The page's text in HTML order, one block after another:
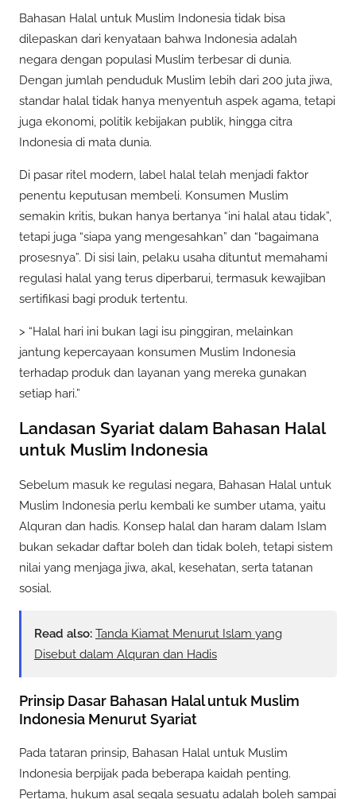
Bahasan Halal untuk Muslim Indonesia tidak bisa
dilepaskan dari kenyataan bahwa Indonesia adalah
negara dengan populasi Muslim terbesar di dunia.
Dengan jumlah penduduk Muslim lebih dari 200 juta jiwa,
standar halal tidak hanya menyentuh aspek agama, tetapi
juga ekonomi, politik kebijakan publik, hingga citra
Indonesia di mata dunia.
Di pasar ritel modern, label halal telah menjadi faktor
penentu keputusan membeli. Konsumen Muslim
semakin kritis, bukan hanya bertanya “ini halal atau tidak”,
tetapi juga “siapa yang mengesahkan” dan “bagaimana
prosesnya”. Di sisi lain, pelaku usaha dituntut memahami
regulasi halal yang terus diperbarui, termasuk kewajiban
sertifikasi bagi produk tertentu.
> “Halal hari ini bukan lagi isu pinggiran, melainkan
jantung kepercayaan konsumen Muslim Indonesia
terhadap produk dan layanan yang mereka gunakan
setiap hari.”
Landasan Syariat dalam Bahasan Halal
untuk Muslim Indonesia
Sebelum masuk ke regulasi negara, Bahasan Halal untuk
Muslim Indonesia perlu kembali ke sumber utama, yaitu
Alquran dan hadis. Konsep halal dan haram dalam Islam
bukan sekadar daftar boleh dan tidak boleh, tetapi sistem
nilai yang menjaga jiwa, akal, kesehatan, serta tatanan
sosial.
Read also: Tanda Kiamat Menurut Islam yang
Disebut dalam Alquran dan Hadis
Prinsip Dasar Bahasan Halal untuk Muslim
Indonesia Menurut Syariat
Pada tataran prinsip, Bahasan Halal untuk Muslim
Indonesia berpijak pada beberapa kaidah penting.
Pertama, hukum asal segala sesuatu adalah boleh sampai